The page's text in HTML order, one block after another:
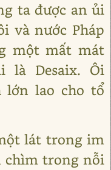
ta được an ủi
và nước Pháp
một mất mát
là Desaix. Ôi
lớn lao cho tổ
lát trong im
chìm trong nỗi